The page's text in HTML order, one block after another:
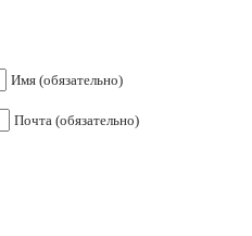
Имя (обязательно)
Почта (обязательно)